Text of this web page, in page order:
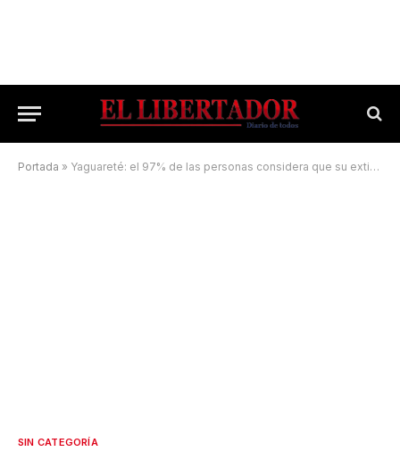
Portada » Yaguareté: el 97% de las personas considera que su extinción «sería muy grave»
SIN CATEGORÍA